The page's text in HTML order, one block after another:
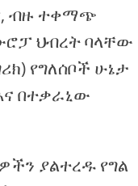
ብዙ ተቀማጭ
ህብረት ባላቸው
የግለሰቦች ሁኔታ
በተቃራኒው
ያልተረዱ የግል